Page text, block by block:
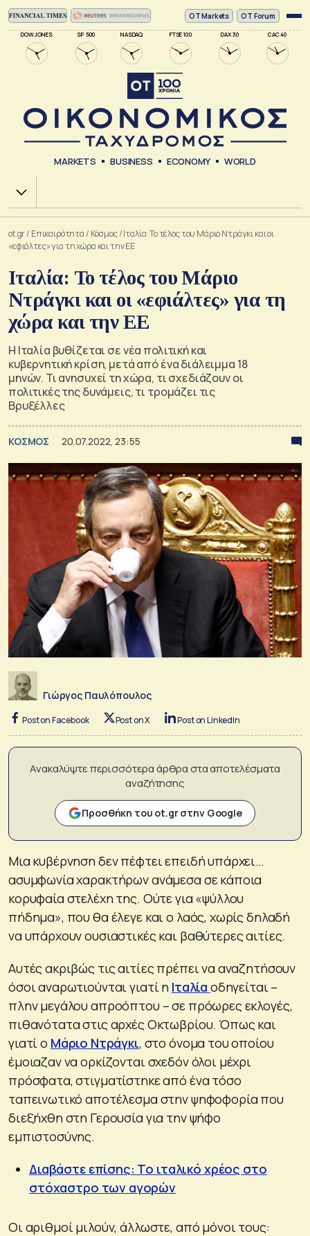
DOW JONES SP 500 NASDAQ FTSE 100 DAX 30 CAC 40
ΟΤ Markets OT Forum
MARKETS BUSINESS ECONOMY WORLD
Χ.Α.
ot.gr/ Επικαιρότητα / Κόσμος/Ιταλία: Το τέλος του Μάριο Ντράγκι και οι
«εφιάλτες» για τη χώρα και την ΕΕ
Ιταλία: Το τέλος του Μάριο
Ντράγκι και οι «εφιάλτες» για τη
χώρα και την ΕΕ
Η Ιταλία βυθίζεται σε νέα πολιτική και
κυβερνητική κρίση, μετά από ένα διάλειμμα 18
μηνών. Τι ανησυχεί τη χώρα, τι σχεδιάζουν οι
πολιτικές της δυνάμεις, τι τρομάζει τις
Βρυξέλλες
ΚΟΣΜΟΣ 20.07.2022, 23:55
Γιώργος Παυλόπουλος
Post on Facebook Post on X Post on LinkedIn
Ανακαλύψτε περισσότερα άρθρα στα αποτελέσματα
αναζήτησης
Προσθήκη του ot.gr στην Google
Μια κυβέρνηση δεν πέφτει επειδή υπάρχει…
ασυμφωνία χαρακτήρων ανάμεσα σε κάποια
κορυφαία στελέχη της. Ούτε για «ψύλλου
πήδημα», που θα έλεγε και ο λαός, χωρίς δηλαδή
να υπάρχουν ουσιαστικές και βαθύτερες αιτίες.
Αυτές ακριβώς τις αιτίες πρέπει να αναζητήσουν
όσοι αναρωτιούνται γιατί η Ιταλία οδηγείται –
πλην μεγάλου απροόπτου – σε πρόωρες εκλογές,
πιθανότατα στις αρχές Οκτωβρίου. Όπως και
γιατί ο Μάριο Ντράγκι, στο όνομα του οποίου
έμοιαζαν να ορκίζονται σχεδόν όλοι μέχρι
πρόσφατα, στιγματίστηκε από ένα τόσο
ταπεινωτικό αποτέλεσμα στην ψηφοφορία που
διεξήχθη στη Γερουσία για την ψήφο
εμπιστοσύνης.
Διαβάστε επίσης: Το ιταλικό χρέος στο
στόχαστρο των αγορών
Οι αριθμοί μιλούν, άλλωστε, από μόνοι τους: